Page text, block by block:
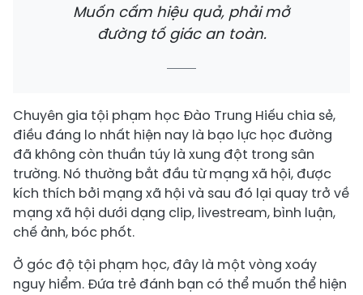
Muốn cấm hiệu quả, phải mở
đường tố giác an toàn.
Chuyên gia tội phạm học Đào Trung Hiếu chia sẻ,
điều đáng lo nhất hiện nay là bạo lực học đường
đã không còn thuần túy là xung đột trong sân
trường. Nó thường bắt đầu từ mạng xã hội, được
kích thích bởi mạng xã hội và sau đó lại quay trở về
mạng xã hội dưới dạng clip, livestream, bình luận,
chế ảnh, bóc phốt.
Ở góc độ tội phạm học, đây là một vòng xoáy
nguy hiểm. Đứa trẻ đánh bạn có thể muốn thể hiện